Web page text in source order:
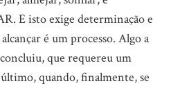
E isto exige determinação e
é um processo. Algo a
que requereu um
quando, finalmente, se